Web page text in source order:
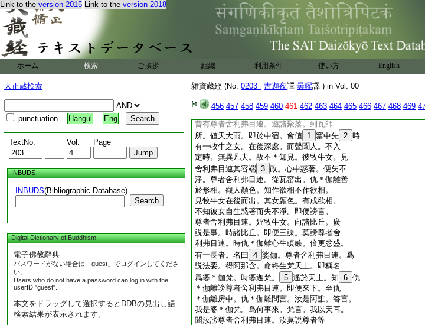
Link to the version 2015 Link to the version 2018
ホーム 検索 ご挨拶 組織 利用条件 使い方 English
大正蔵検索
punctuation Hangul Eng
TextNo. Vol. Page
INBUDS
INBUDS(Bibliographic Database)
Search
Digital Dictionary of Buddhism
電子佛教辭典
パスワードがない場合は「guest」でログインしてくださ
い。
Users who do not have a password can log in with the
userID "guest".
本文をドラッグして選択するとDDBの見出し語
検索結果が表示されます。
雜寶藏經 (No. 0203_ 吉迦夜譯 曇曜譯 ) in Vol. 00
456 457 458 459 460 461 462 463 464 465 466 467 468 469
比丘。見輔相爾。心自思惟。必有異人。毀謗
於我。使彼爾耳。即昇空中。作十八變。輔相
見已。深懷敬服。即與其婦。禮足懺悔。恭敬
情濃。倍於常日。即驅三藏及其己女。悉令
出國。佛言。爾時三藏。我身
20
是。以謗他
故。於無量劫。受大苦惱。乃至今日。爲孫
21 他利之所毀謗。爾時此女。由謗聖故。現
被驅出。窮困乞活。是以世人。於一切事。應
當明察。莫輕誹謗用招
(二八) 23 仇 24 伽離謗舍利弗 25 等縁
昔有尊者舍利弗目連。遊諸聚落。到瓦師
所。値天大雨。即於中宿。會値 1 窰中先 2 時
有一牧牛之女。在後深處。而聲聞人。不入
定時。無異凡夫。故不＊知見。彼牧牛女。見
舍利弗目連其容端 3 政。心中惑著。便失不
淨。尊者舍利弗目連。從瓦窰出。仇＊伽離善
於形相。觀人顏色。知作欲相不作欲相。
見牧牛女在後而出。其女顏色。有成欲相。
不知彼女自生惑著而失不淨。即便謗言。
尊者舍利弗目連。婬牧牛女。向諸比丘。廣
説是事。時諸比丘。即便三諫。莫謗尊者舍
利弗目連。時仇＊伽離心生瞋嫉。倍更忿盛。
有一長者。名曰 4 婆伽。尊者舍利弗目連。爲
説法要。得阿那含。命終生梵天上。即稱名
爲婆＊伽梵。時婆迦梵。
5 遙於天上。知 6 仇
＊伽離謗尊者舍利弗目連。即便來下。至仇
＊伽離房中。仇＊伽離問言。汝是阿誰。答言。
我是婆＊伽梵。爲何事來。梵言。我以天耳。
聞汝謗尊者舍利弗目連。汝莫説尊者等